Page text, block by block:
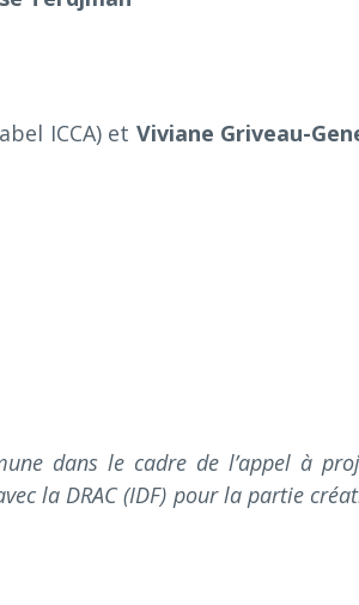
ICCA) et Viviane Griveau-
dans le cadre de l’appel à
la DRAC (IDF) pour la partie